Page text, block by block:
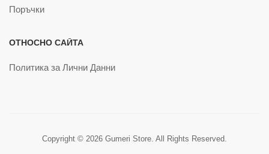
Поръчки
ОТНОСНО САЙТА
Политика за Лични Данни
Copyright © 2026 Gumeri Store. All Rights Reserved.